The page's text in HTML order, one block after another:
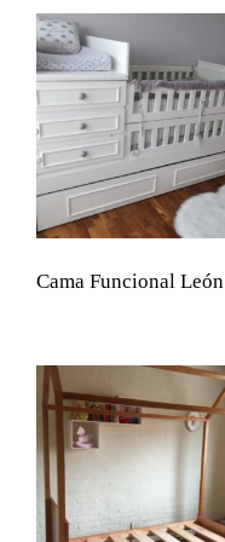
Cama Funcional León